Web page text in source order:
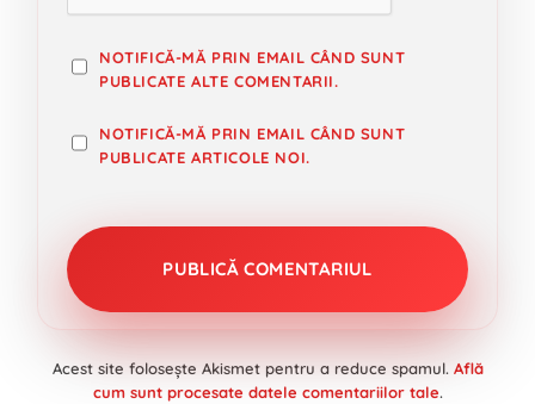
NOTIFICĂ-MĂ PRIN EMAIL CÂND SUNT
PUBLICATE ALTE COMENTARII.
NOTIFICĂ-MĂ PRIN EMAIL CÂND SUNT
PUBLICATE ARTICOLE NOI.
Acest site folosește Akismet pentru a reduce spamul. Află
cum sunt procesate datele comentariilor tale.